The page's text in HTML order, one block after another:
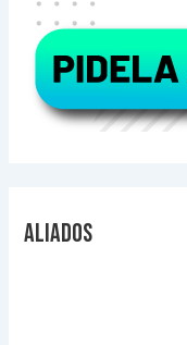
Aliados